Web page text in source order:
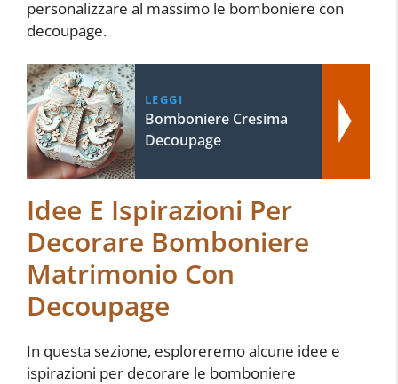
personalizzare al massimo le bomboniere con
decoupage.
LEGGI
Bomboniere Cresima
Decoupage
Idee E Ispirazioni Per
Decorare Bomboniere
Matrimonio Con
Decoupage
In questa sezione, esploreremo alcune idee e
ispirazioni per decorare le bomboniere